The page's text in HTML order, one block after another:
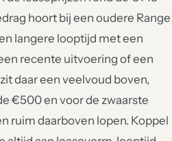
hoort bij een oudere Range
langere looptijd met een
recente uitvoering of een
daar een veelvoud boven,
€500 en voor de zwaarste
ruim daarboven lopen. Koppel